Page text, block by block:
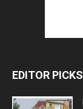
EDITOR PICKS